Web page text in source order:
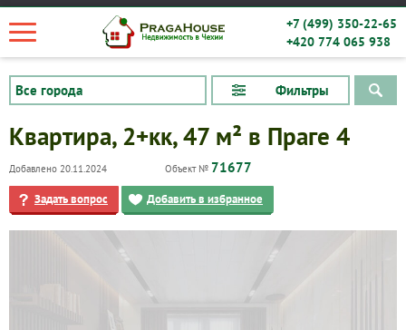
+7 (499) 350-22-65
+420 774 065 938
Фильтры
Квартира, 2+кк, 47 м² в Праге 4
Добавлено 20.11.2024 Объект № 71677
Задать вопрос Добавить в избранное